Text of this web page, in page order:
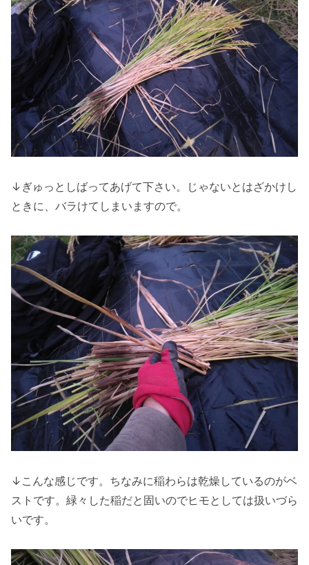
↓ぎゅっとしばってあげて下さい。じゃないとはざかけし
ときに、バラけてしまいますので。
↓こんな感じです。ちなみに稲わらは乾燥しているのがベ
ストです。緑々した稲だと固いのでヒモとしては扱いづら
いです。